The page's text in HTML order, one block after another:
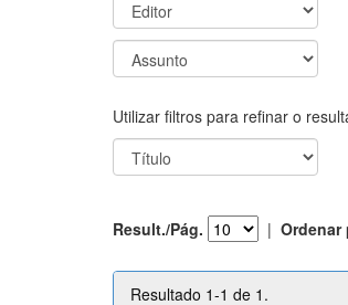
Utilizar filtros para refinar o
Result./Pág. | Ordenar
Resultado 1-1 de 1.